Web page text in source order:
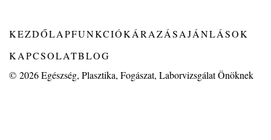
KEZDŐLAPFUNKCIÓKÁRAZÁSAJÁNLÁSOK
KAPCSOLATBLOG
© 2026Egészség, Plasztika, Fogászat, Laborvizsgálat Önöknek